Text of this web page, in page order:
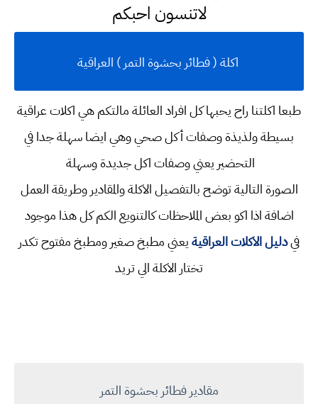
لاتنسون احبكم
اكلة ( فطائر بحشوة التمر ) العراقية
طبعا اكلتنا راح يحبها كل افراد العائلة مالتكم هي اكلات عراقية
بسيطة ولذيذةوصفات أكل صحيوهي ايضا سهلة جدا في
التحضير يعنيوصفات اكل جديدة وسهلة
الصورة التالية توضح بالتفصيل الاكلة والمقادير وطريقة العمل
اضافة اذا اكو بعض الملاحظات كالتنويع الكم كل هذا موجود
فيدليل الاكلات العراقيةيعنيمطبخ صغير ومطبخ مفتوح تكدر
تختار الاكلة الي تريد
مقادير فطائر بحشوة التمر